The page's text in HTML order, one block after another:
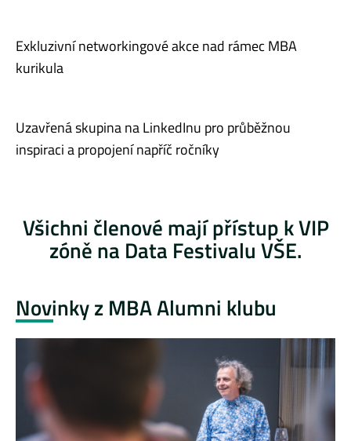
Exkluzivní networkingové akce nad rámec MBA
kurikula
Uzavřená skupina na LinkedInu pro průběžnou
inspiraci a propojení napříč ročníky
Všichni členové mají přístup k VIP
zóně na Data Festivalu VŠE.
Novinky z MBA Alumni klubu